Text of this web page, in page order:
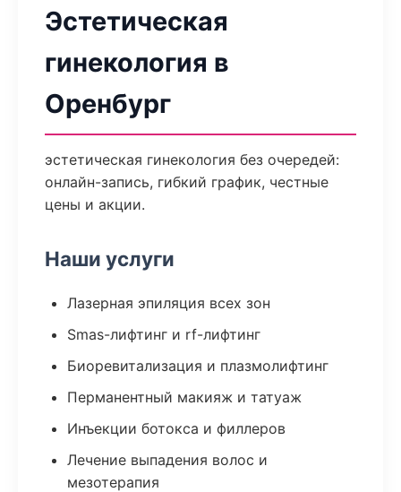
Эстетическая
гинекология в
Оренбург
эстетическая гинекология без очередей:
онлайн-запись, гибкий график, честные
цены и акции.
Наши услуги
Лазерная эпиляция всех зон
Smas-лифтинг и rf-лифтинг
Биоревитализация и плазмолифтинг
Перманентный макияж и татуаж
Инъекции ботокса и филлеров
Лечение выпадения волос и
мезотерапия